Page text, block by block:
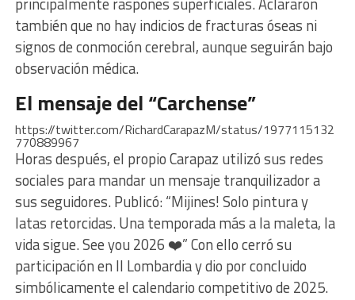
también que no hay indicios de fracturas óseas ni
signos de conmoción cerebral, aunque seguirán bajo
observación médica.
El mensaje del “Carchense”
https://twitter.com/RichardCarapazM/status/1977115132
770889967
Horas después, el propio Carapaz utilizó sus redes
sociales para mandar un mensaje tranquilizador a
sus seguidores. Publicó: “Mijines! Solo pintura y
latas retorcidas. Una temporada más a la maleta, la
vida sigue. See you 2026 ❤️” Con ello cerró su
participación en Il Lombardia y dio por concluido
simbólicamente el calendario competitivo de 2025.